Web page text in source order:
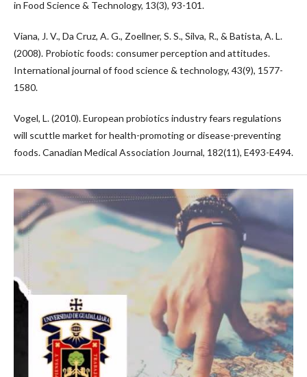
in Food Science & Technology, 13(3), 93-101.
Viana, J. V., Da Cruz, A. G., Zoellner, S. S., Silva, R., & Batista, A. L.
(2008). Probiotic foods: consumer perception and attitudes.
International journal of food science & technology, 43(9), 1577-
1580.
Vogel, L. (2010). European probiotics industry fears regulations
will scuttle market for health-promoting or disease-preventing
foods. Canadian Medical Association Journal, 182(11), E493-E494.